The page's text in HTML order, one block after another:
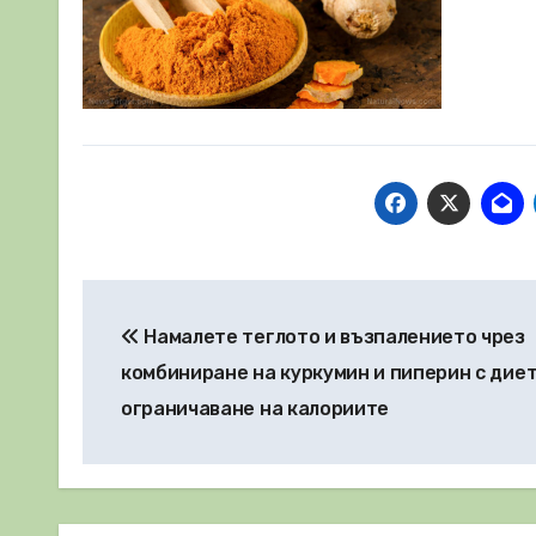
Намалете теглото и възпалението чрез
комбиниране на куркумин и пиперин с
ограничаване на калориите